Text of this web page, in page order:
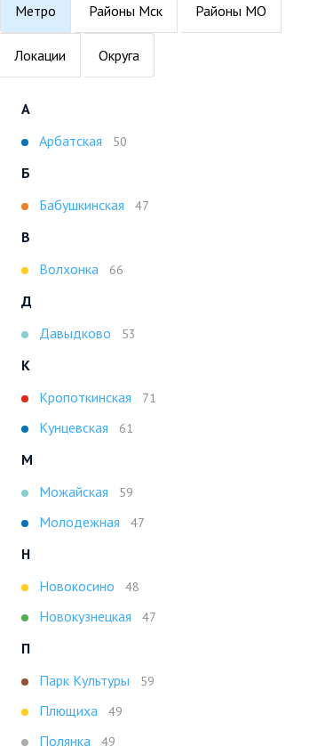
Метро Районы Мск Районы МО
Локации Округа
А
Арбатская
50
Б
Бабушкинская
47
В
Волхонка
66
Д
Давыдково
53
К
Кропоткинская
71
Кунцевская 61
М
Можайская
59
Молодежная 47
Н
Новокосино
48
Новокузнецкая 47
П
Парк Культуры
59
Плющиха 49
Полянка 49